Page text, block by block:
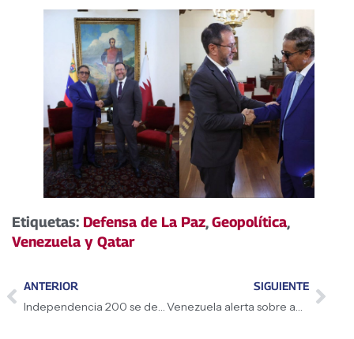
Etiquetas: Defensa de La Paz,Geopolítica,
Venezuela y Qatar
ANTERIOR
Independencia 200 se despliega en Aragua, Falcón y Zulia
SIGUIENTE
Venezuela alerta sobre amenazas a la paz del caribe